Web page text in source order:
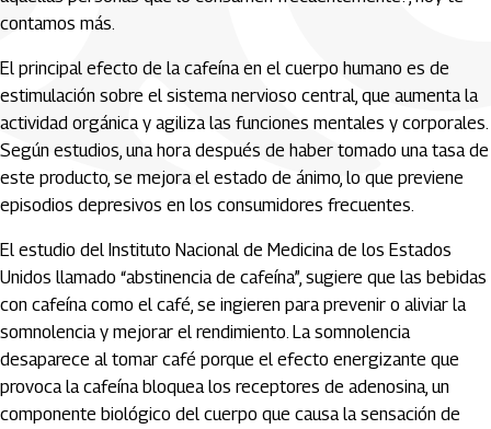
contamos más.
El principal efecto de la cafeína en el cuerpo humano es de
estimulación sobre el sistema nervioso central, que aumenta la
actividad orgánica y agiliza las funciones mentales y corporales.
Según estudios, una hora después de haber tomado una tasa de
este producto, se mejora el estado de ánimo, lo que previene
episodios depresivos en los consumidores frecuentes.
El estudio del Instituto Nacional de Medicina de los Estados
Unidos llamado “abstinencia de cafeína”, sugiere que las bebidas
con cafeína como el café, se ingieren para prevenir o aliviar la
somnolencia y mejorar el rendimiento. La somnolencia
desaparece al tomar café porque el efecto energizante que
provoca la cafeína bloquea los receptores de adenosina, un
componente biológico del cuerpo que causa la sensación de